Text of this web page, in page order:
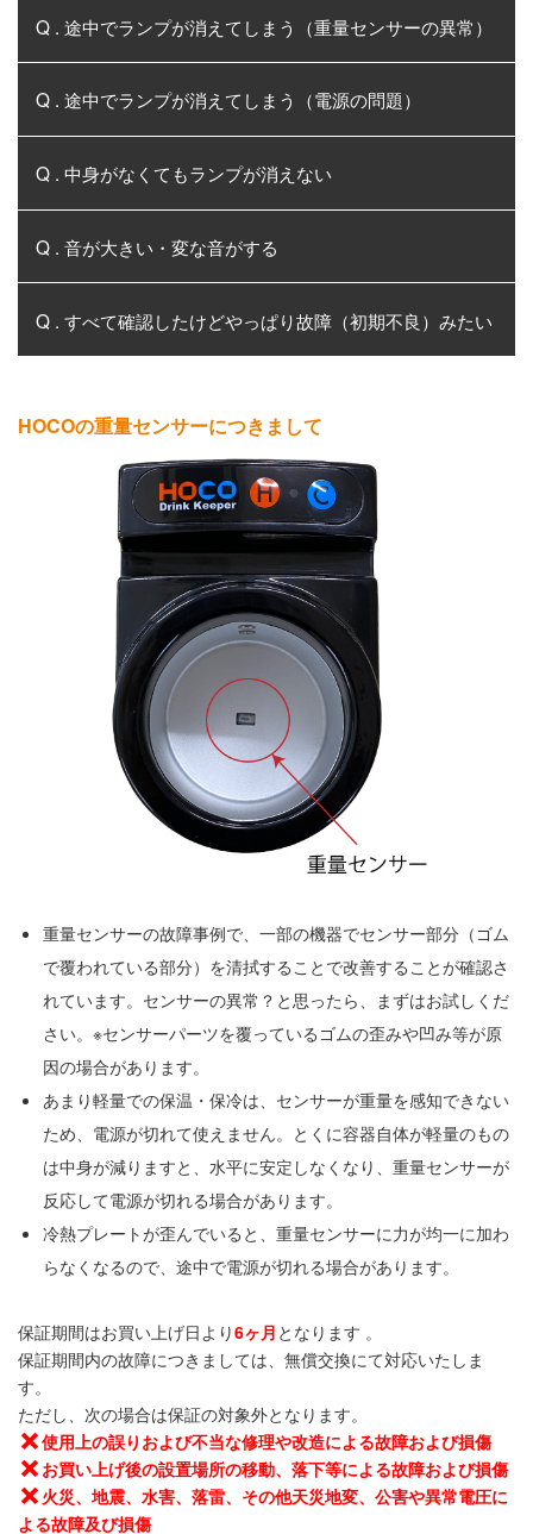
Q . 途中でランプが消えてしまう（重量センサーの異常）
Q . 途中でランプが消えてしまう（電源の問題）
Q . 中身がなくてもランプが消えない
Q . 音が大きい・変な音がする
Q . すべて確認したけどやっぱり故障（初期不良）みたい
HOCOの重量センサーにつきまして
重量センサーの故障事例で、一部の機器でセンサー部分（ゴム
で覆われている部分）を清拭することで改善することが確認さ
れています。センサーの異常？と思ったら、まずはお試しくだ
さい。※センサーパーツを覆っているゴムの歪みや凹み等が原
因の場合があります。
あまり軽量での保温・保冷は、センサーが重量を感知できない
ため、電源が切れて使えません。とくに容器自体が軽量のもの
は中身が減りますと、水平に安定しなくなり、重量センサーが
反応して電源が切れる場合があります。
冷熱プレートが歪んでいると、重量センサーに力が均一に加わ
らなくなるので、途中で電源が切れる場合があります。
保証期間はお買い上げ日より6ヶ月 となります 。
保証期間内の故障につきましては、無償交換にて対応いたしま
す。
ただし、次の場合は保証の対象外となります。
使用上の誤りおよび不当な修理や改造による故障および損傷
お買い上げ後の設置場所の移動、落下等による故障および損傷
火災、地震、水害、落雷、その他天災地変、公害や異常電圧に
よる故障及び損傷